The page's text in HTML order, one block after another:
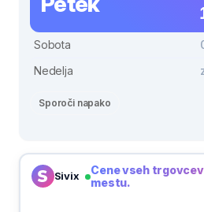
Sobota
Nedelja
Sporoči napako
Sivix
Cene vseh trgovcev
mestu.